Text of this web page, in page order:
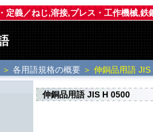
定義／ねじ,溶接,プレス・工作機械,
＞ 各用語規格の概要 ＞ 伸銅品用語
伸銅品用語 JIS H 0500